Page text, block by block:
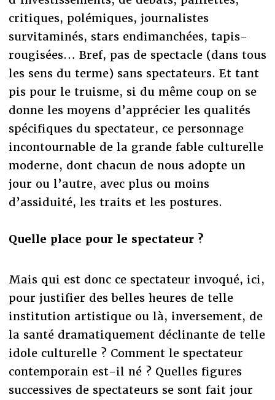
critiques, polémiques, journalistes
survitaminés, stars endimanchées, tapis-
rougisées… Bref, pas de spectacle (dans tous
les sens du terme) sans spectateurs. Et tant
pis pour le truisme, si du même coup on se
donne les moyens d’apprécier les qualités
spécifiques du spectateur, ce personnage
incontournable de la grande fable culturelle
moderne, dont chacun de nous adopte un
jour ou l’autre, avec plus ou moins
d’assiduité, les traits et les postures.
Quelle place pour le spectateur ?
Mais qui est donc ce spectateur invoqué, ici,
pour justifier des belles heures de telle
institution artistique ou là, inversement, de
la santé dramatiquement déclinante de telle
idole culturelle ? Comment le spectateur
contemporain est-il né ? Quelles figures
successives de spectateurs se sont fait jour